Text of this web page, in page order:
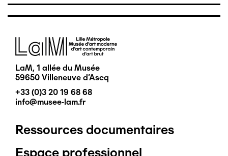
Image
LaM, 1 allée du Musée
59650 Villeneuve d'Ascq
+33 (0)3 20 19 68 68
info@musee-lam.fr
Pied
Ressources documentaires
Espace professionnel